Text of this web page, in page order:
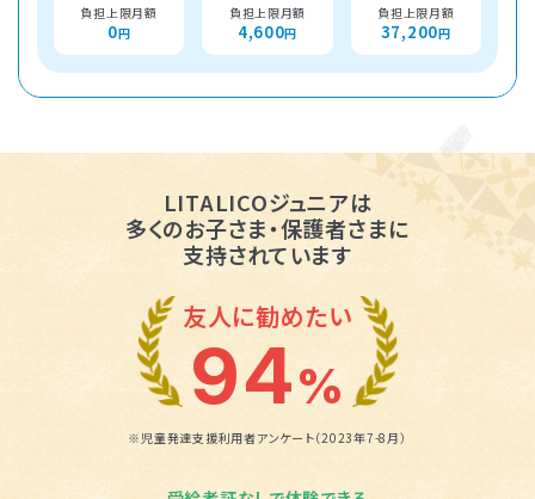
負担上限月額
0円
負担上限月額
4,600円
負担上限月額
37,200円
LITALICOジュニアは
多くのお子さま・保護者さまに
支持されています
友人に勧めたい
94%
※児童発達支援利用者アンケート（2023年7-8月）